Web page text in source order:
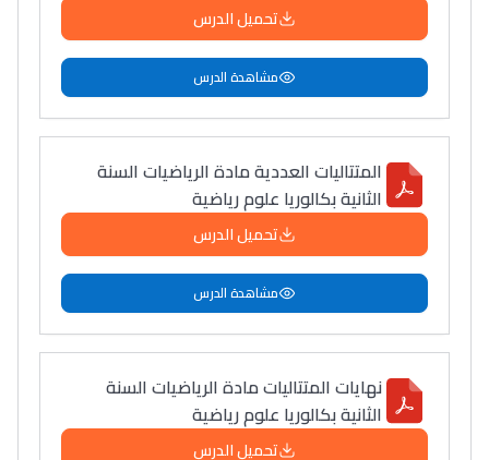
تحميل الدرس
مشاهدة الدرس
المتتاليات العددية مادة الرياضيات السنة
الثانية بكالوريا علوم رياضية
تحميل الدرس
مشاهدة الدرس
نهايات المتتاليات مادة الرياضيات السنة
الثانية بكالوريا علوم رياضية
تحميل الدرس